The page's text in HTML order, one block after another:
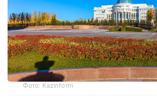
Фото: Kazinform